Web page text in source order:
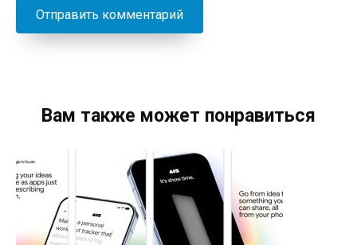
Вам также может понравиться